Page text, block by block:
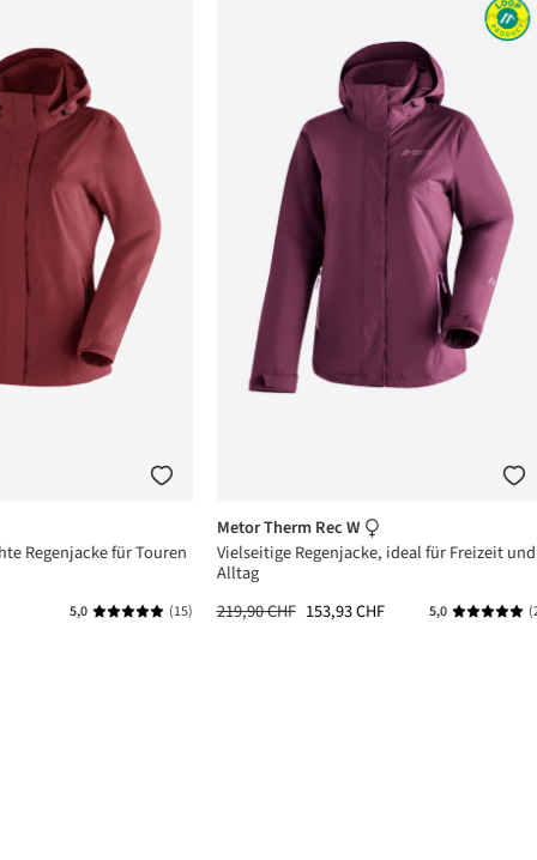
Regenjacke für Touren
5,0 Durchschnittliche Bewertung von 5 von 5 Sternen
(15)
Metor Therm Rec W
Vielseitige Regenjacke, ideal für Freizeit und
Alltag
219,90 CHF 153,93 CHF 5,0